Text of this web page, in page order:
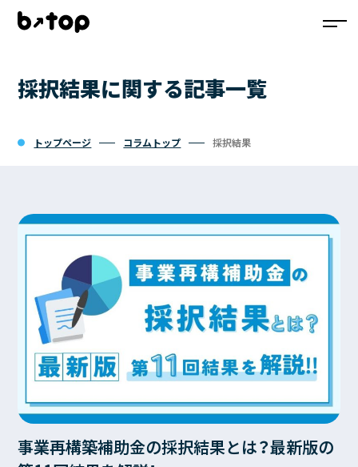
サービス一覧
コラムトップ
採択結果に関する記事一覧
トップページ コラムトップ 採択結果
事業再構築補助金の採択結果とは？最新版の